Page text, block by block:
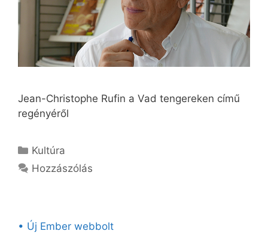
Jean-Christophe Rufin a Vad tengereken című
regényéről
Kategória
Kultúra
Hozzászólás
• Új Ember webbolt